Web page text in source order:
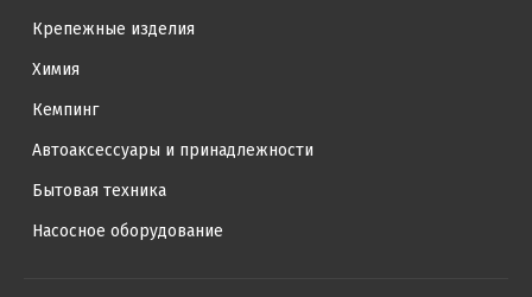
Крепежные изделия
Химия
Кемпинг
Автоаксессуары и принадлежности
Бытовая техника
Насосное оборудование